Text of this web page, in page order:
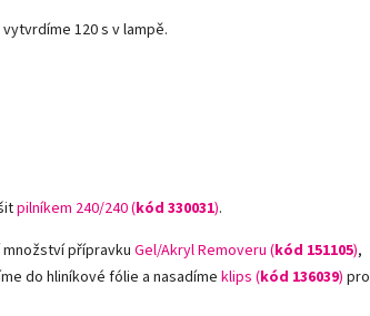
vytvrdíme 120 s v lampě.
pilníkem 240/240 (kód 330031).
přípravku Gel/Akryl Removeru (kód 151105),
do hliníkové fólie a nasadíme klips (kód 136039) pro